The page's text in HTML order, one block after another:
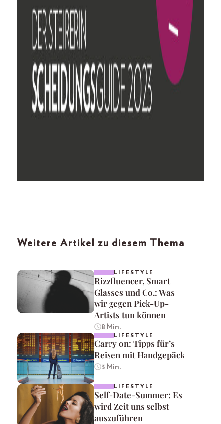
Weitere Artikel zu diesem Thema
LIFESTYLE
Rizzfluencer, Smart
Glasses und Co.: Was
wir gegen Pick-Up-
Artists tun können
8 Min.
LIFESTYLE
Carry on: Tipps für’s
Reisen mit Handgepäck
3 Min.
LIFESTYLE
Self-Date-Summer: Es
wird Zeit uns selbst
auszuführen